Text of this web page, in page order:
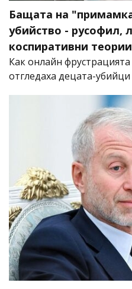
Бащата на
убийство - русофил,
коспиративни
Как онлайн
отгледаха децата-